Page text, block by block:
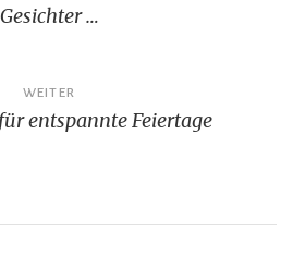
Gesichter …
WEITER
entspannte Feiertage